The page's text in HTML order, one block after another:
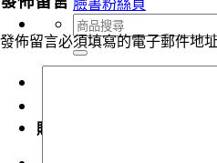
搜
尋
關
購物車
發佈留言必須填寫的電子郵件地